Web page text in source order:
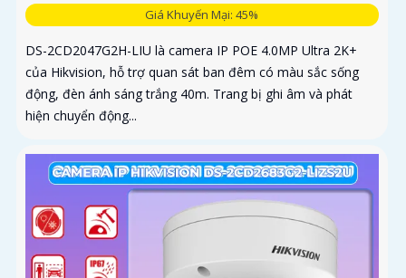
Giá Khuyến Mại: 45%
DS-2CD2047G2H-LIU là camera IP POE 4.0MP Ultra 2K+
của Hikvision, hỗ trợ quan sát ban đêm có màu sắc sống
động, đèn ánh sáng trắng 40m. Trang bị ghi âm và phát
hiện chuyển động...